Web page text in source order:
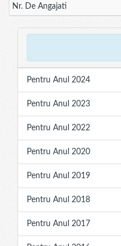
Nr. De Angajati
Pentru Anul 2024
Pentru Anul 2023
Pentru Anul 2022
Pentru Anul 2020
Pentru Anul 2019
Pentru Anul 2018
Pentru Anul 2017